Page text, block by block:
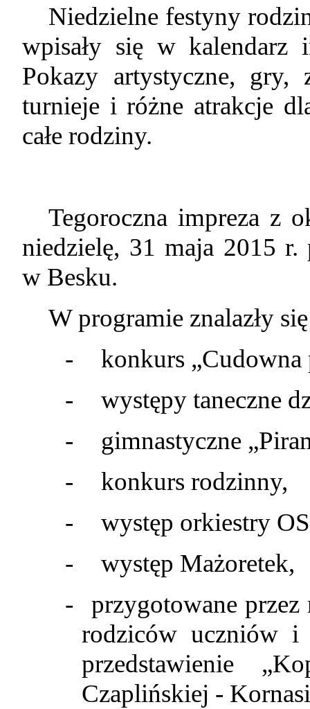
Niedzielne festyny
wpisały się w kalendarz
Pokazy artystyczne, gry,
turnieje i różne atrakcje
całe rodziny.
Tegoroczna impreza z
niedzielę, 31 maja 2015
w Besku.
W programie znalazły
-
konkurs „Cudowna
-
występy taneczne
-
gimnastyczne
-
konkurs rodzinny,
-
występ orkiestry
-
występ Mażoretek,
-
przygotowane
rodziców uczniów i
przedstawienie
Czaplińskiej -